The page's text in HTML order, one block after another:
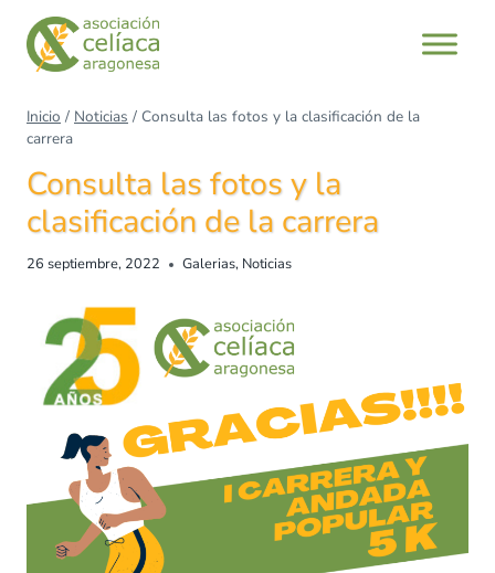
Inicio / Noticias / Consulta las fotos y la clasificación de la
carrera
Consulta las fotos y la
clasificación de la carrera
26 septiembre, 2022 Galerias, Noticias